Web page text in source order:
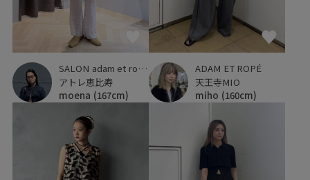
SALON adam et ropé
アトレ恵比寿
moena (167cm)
ADAM ET ROPÉ
天王寺MIO
miho (160cm)